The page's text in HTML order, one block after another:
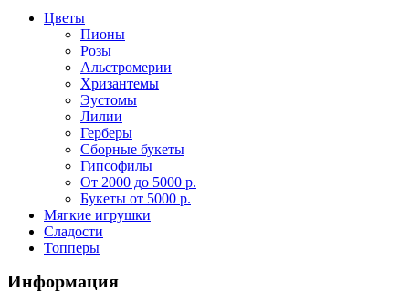
Цветы
Пионы
Розы
Альстромерии
Хризантемы
Эустомы
Лилии
Герберы
Cборные букеты
Гипсофилы
От 2000 до 5000 р.
Букеты от 5000 р.
Мягкие игрушки
Сладости
Топперы
Информация